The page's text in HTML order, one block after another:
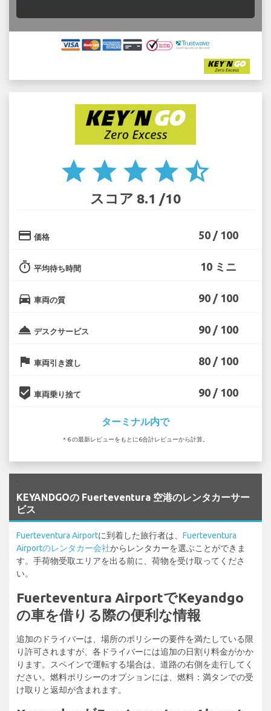
star star star star star_half
スコア 8.1 /10
credit_card 価格 50 / 100
timer 平均待ち時間 10 ミニ
directions_car 車両の質 90 / 100
room_service デスクサービス 90 / 100
flag 車両引き渡し 80 / 100
beenhere 車両乗り捨て 90 / 100
ターミナル内で
* 6 の最新レビューをもとに6合計レビューから計算。
KEYANDGOの Fuerteventura 空港のレンタカーサー
ビス
Fuerteventura Airportに到着した旅行者は、 Fuerteventura
Airportのレンタカー会社からレンタカーを選ぶことができま
す。手荷物受取エリアを出る前に、荷物を受け取ってくださ
い。
Fuerteventura AirportでKeyandgo
の車を借りる際の便利な情報
追加のドライバーは、場所のポリシーの要件を満たしている限
り許可されますが、各ドライバーには追加の日割り料金がかか
ります。スペインで運転する場合は、道路の右側を走行してく
ださい。燃料ポリシーのオプションには、燃料：満タンでの受
け取りと返却が含まれます。